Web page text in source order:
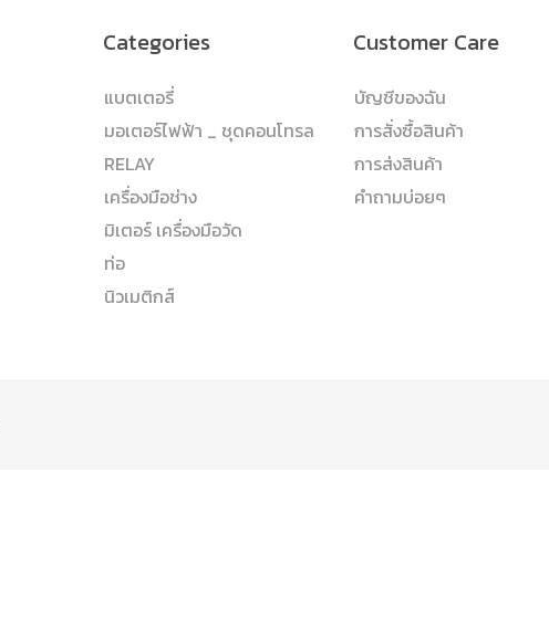
Categories
แบตเตอรี่
มอเตอร์ไฟฟ้า _ ชุดคอนโทรล
RELAY
เครื่องมือช่าง
มิเตอร์ เครื่องมือวัด
ท่อ
นิวเมติกส์
Customer Care
บัญชีของฉัน
การสั่งซื้อสินค้า
การส่งสินค้า
คำถามบ่อยๆ